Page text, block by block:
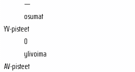
—
osumat
YV-pisteet
0
ylivoima
AV-pisteet